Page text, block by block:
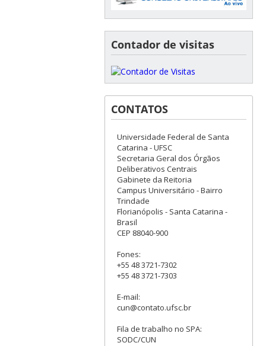
Contador de visitas
CONTATOS
Universidade Federal de Santa
Catarina - UFSC
Secretaria Geral dos Órgãos
Deliberativos Centrais
Gabinete da Reitoria
Campus Universitário - Bairro
Trindade
Florianópolis - Santa Catarina -
Brasil
CEP 88040-900
Fones:
+55 48 3721-7302
+55 48 3721-7303
E-mail:
cun@contato.ufsc.br
Fila de trabalho no SPA:
SODC/CUN